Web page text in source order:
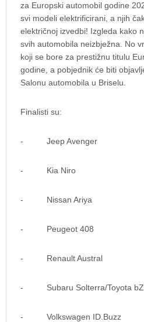
za Europski automobil godine
svi modeli elektrificirani, a njih
električnoj izvedbi! Izgleda kako
svih automobila neizbježna. No
koji se bore za prestižnu titulu
godine, a pobjednik će biti
Salonu automobila u Briselu.
Finalisti su:
- Jeep Avenger
- Kia Niro
- Nissan Ariya
- Peugeot 408
- Renault Austral
- Subaru Solterra/Toyota
- Volkswagen ID.Buzz